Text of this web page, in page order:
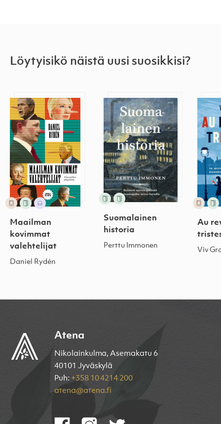
Löytyisikö näistä uusi suosikkisi?
Maailman kovimmat valehtelijat
Maailman
kovimmat
valehtelijat
Daniel Rydén
Suomalainen historia
Suomalainen
historia
Perttu Immonen
Au
Au
Viv
Atena
Nikolainkulma, Asemakatu 6
40101 Jyväskylä
Puh: +358 10 4214 200
atena@atena.fi